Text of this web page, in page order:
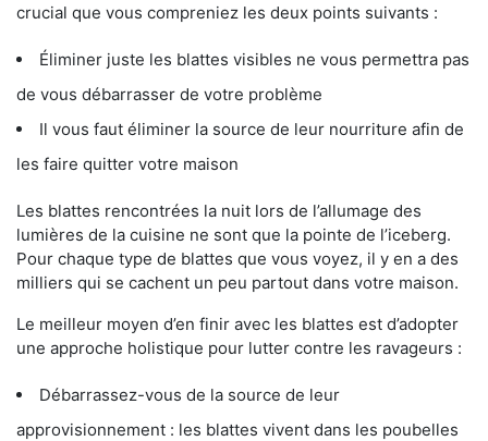
crucial que vous compreniez les deux points suivants :
Éliminer juste les blattes visibles ne vous permettra pas
de vous débarrasser de votre problème
Il vous faut éliminer la source de leur nourriture afin de
les faire quitter votre maison
Les blattes rencontrées la nuit lors de l’allumage des
lumières de la cuisine ne sont que la pointe de l’iceberg.
Pour chaque type de blattes que vous voyez, il y en a des
milliers qui se cachent un peu partout dans votre maison.
Le meilleur moyen d’en finir avec les blattes est d’adopter
une approche holistique pour lutter contre les ravageurs :
Débarrassez-vous de la source de leur
approvisionnement : les blattes vivent dans les poubelles